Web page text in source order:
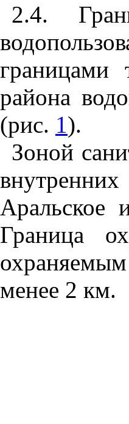
2.4.
границами
района
(рис. 1).
Зоной
Аральское
Граница
менее 2 км.